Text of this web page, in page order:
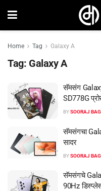
Home Tag Galaxy A
Tag: Galaxy A
सॅमसंग
SD778G
BYSOORAJ
सॅमसंगचा
सादर
BYSOORAJ
सॅमसंगचे
90Hz